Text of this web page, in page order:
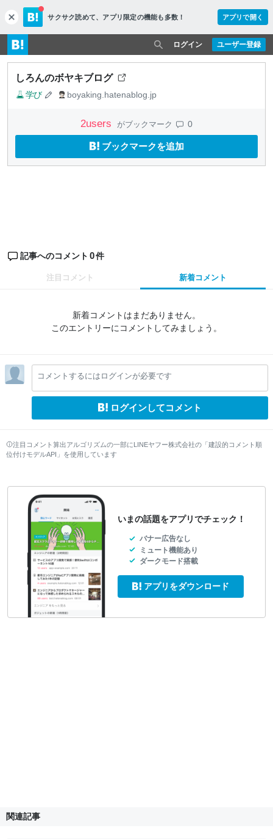
c
l
o
s
e
サクサク読めて、 アプリ限定の機能も多数！ アプリで開く
ユーザー登録
ログイン
しろんのボヤキブログ
学び boyaking.hatenablog.jp
2users がブックマーク 0
ブックマークを追加
記事へのコメント 0件
注目コメント 新着コメント
新着コメントはまだありません。
このエントリーにコメントしてみましょう。
コメントするにはログインが必要です
ログインしてコメント
注目コメント算出アルゴリズムの一部にLINEヤフー株式会社の「建設的コメント順
位付けモデルAPI」を使用しています
いまの話題をアプリでチェック！
バナー広告なし
ミュート機能あり
ダークモード搭載
アプリをダウンロード
関連記事